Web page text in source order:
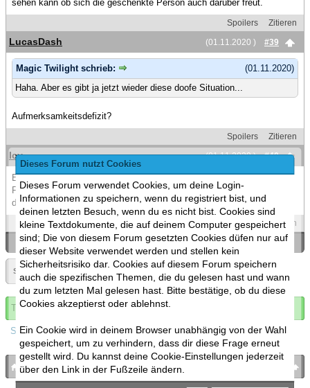
Dieses Forum nutzt Cookies
Dieses Forum verwendet Cookies, um deine Login-
Informationen zu speichern, wenn du registriert bist, und
deinen letzten Besuch, wenn du es nicht bist. Cookies sind
kleine Textdokumente, die auf deinem Computer gespeichert
sind; Die von diesem Forum gesetzten Cookies düfen nur auf
dieser Website verwendet werden und stellen kein
Sicherheitsrisiko dar. Cookies auf diesem Forum speichern
auch die spezifischen Themen, die du gelesen hast und wann
du zum letzten Mal gelesen hast. Bitte bestätige, ob du diese
Cookies akzeptierst oder ablehnst.
Ein Cookie wird in deinem Browser unabhängig von der Wahl
gespeichert, um zu verhindern, dass dir diese Frage erneut
gestellt wird. Du kannst deine Cookie-Einstellungen jederzeit
über den Link in der Fußzeile ändern.
sehen kann ob sich die geschenkte Person auch darüber freut.
Spoilers
Zitieren
(01.11.2020 )
#39
LucasDash
(01.11.2020)
Magic Twilight schrieb:
Haha. Aber es gibt ja jetzt wieder diese doofe Situation...
Aufmerksamkeitsdefizit?
Spoilers
Zitieren
(01.11.2020 )
#40
Icy
Einfach ignorieren. Wer weiß warum man so besessen von einer
Forenaktion sein kann in der man selbst keine Aktien drin hat außer
das man teilnimmt.
Spoilers Zitieren
«Ein Thema zurück|Ein Thema vor»
Seite:
Thema abonnieren
Spoilers
bronies.de